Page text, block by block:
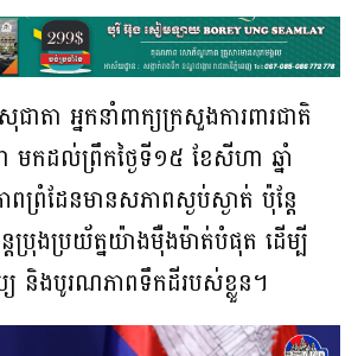
តា អ្នកនាំពាក្យក្រសួងការពារជាតិ
មកដល់ព្រឹកថ្ងៃទី១៥ ខែសីហា ឆ្នាំ
ព្រំដែនមានសភាពស្ងប់ស្ងាត់ ប៉ុន្តែ
តប្រុងប្រយ័ត្នយ៉ាងម៉ឺងម៉ាត់បំផុត ដើម្បី
យ និងបូរណភាពទឹកដីរបស់ខ្លួន។